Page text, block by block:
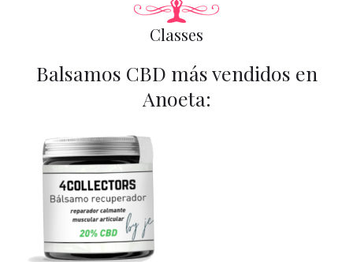
Classes
Balsamos CBD más vendidos en
Anoeta: